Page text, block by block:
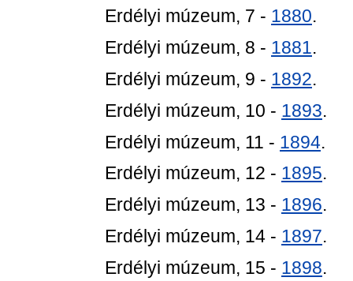
Erdélyi múzeum, 7 - 1880.
Erdélyi múzeum, 8 - 1881.
Erdélyi múzeum, 9 - 1892.
Erdélyi múzeum, 10 - 1893.
Erdélyi múzeum, 11 - 1894.
Erdélyi múzeum, 12 - 1895.
Erdélyi múzeum, 13 - 1896.
Erdélyi múzeum, 14 - 1897.
Erdélyi múzeum, 15 - 1898.